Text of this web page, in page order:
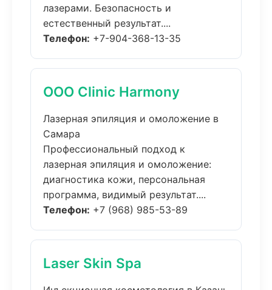
лазерами. Безопасность и
естественный результат....
Телефон: +7-904-368-13-35
ООО Clinic Harmony
Лазерная эпиляция и омоложение в
Самара
Профессиональный подход к
лазерная эпиляция и омоложение:
диагностика кожи, персональная
программа, видимый результат....
Телефон: +7 (968) 985-53-89
Laser Skin Spa